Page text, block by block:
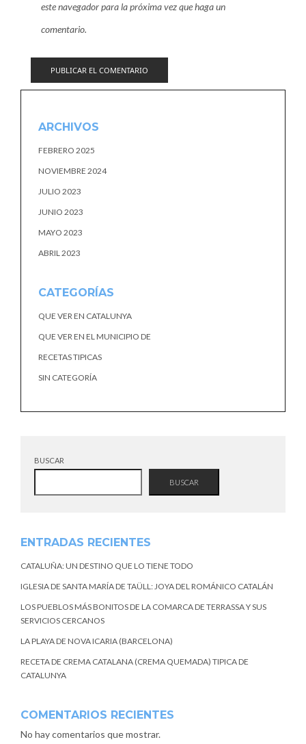
este navegador para la próxima vez que haga un
comentario.
ARCHIVOS
FEBRERO 2025
NOVIEMBRE 2024
JULIO 2023
JUNIO 2023
MAYO 2023
ABRIL 2023
CATEGORÍAS
QUE VER EN CATALUNYA
QUE VER EN EL MUNICIPIO DE
RECETAS TIPICAS
SIN CATEGORÍA
BUSCAR
BUSCAR
ENTRADAS RECIENTES
CATALUÑA: UN DESTINO QUE LO TIENE TODO
IGLESIA DE SANTA MARÍA DE TAÜLL: JOYA DEL ROMÁNICO CATALÁN
LOS PUEBLOS MÁS BONITOS DE LA COMARCA DE TERRASSA Y SUS
SERVICIOS CERCANOS
LA PLAYA DE NOVA ICARIA (BARCELONA)
RECETA DE CREMA CATALANA (CREMA QUEMADA) TIPICA DE
CATALUNYA
COMENTARIOS RECIENTES
No hay comentarios que mostrar.